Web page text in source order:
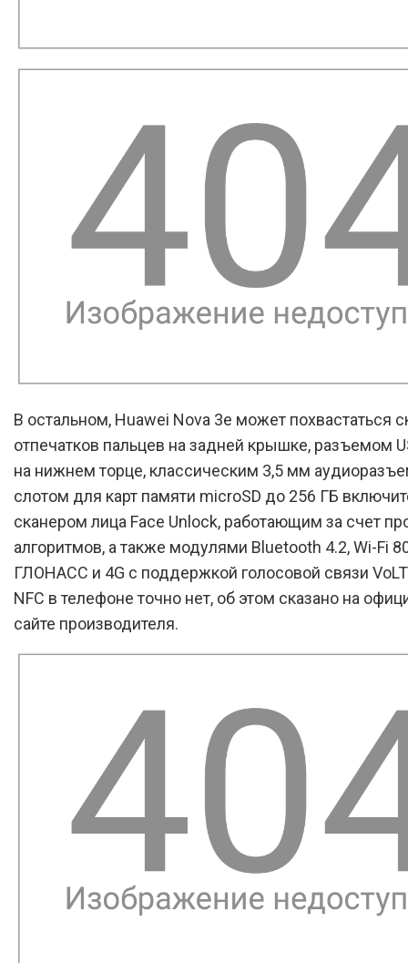
В остальном, Huawei Nova 3e может похвастаться
отпечатков пальцев на задней крышке, разъемом
на нижнем торце, классическим 3,5 мм
слотом для карт памяти microSD до 256 ГБ
сканером лица Face Unlock, работающим за счет
алгоритмов, а также модулями Bluetooth 4.2, Wi-Fi
ГЛОНАСС и 4G с поддержкой голосовой связи
NFC в телефоне точно нет, об этом сказано на
сайте производителя.